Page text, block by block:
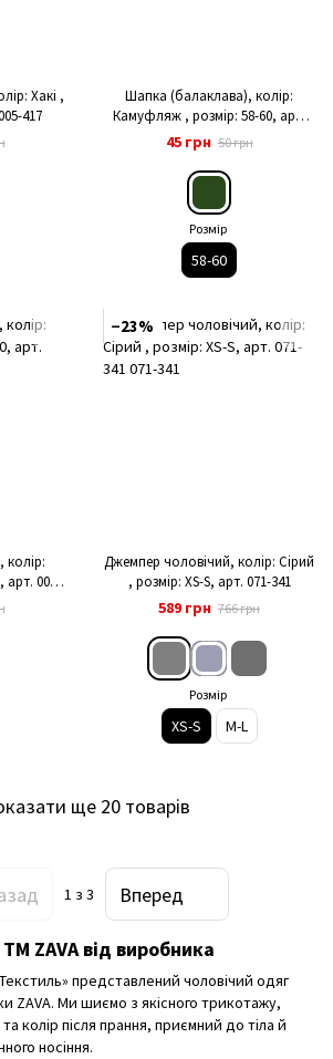
Хакі ,
417
Шапка (балаклава), колір:
Камуфляж , розмір: 58-60, арт.
005-1408
45 грн 50 грн
Розмір
58-60
арт. 005-
−23%
Джемпер чоловічий, колір: Сірий
, розмір: XS-S, арт. 071-341
589 грн 766 грн
Розмір
XS-S M-L
ще 20 товарів
1 з 3 Вперед
ZAVA від виробника
представлений чоловічий одяг
ZAVA. Ми шиємо з якісного трикотажу,
колір після прання, приємний до тіла й
носіння.